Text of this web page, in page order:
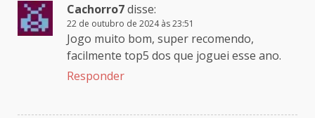
Cachorro7disse:
22 de outubro de 2024 às 23:51
Jogo muito bom, super recomendo,
facilmente top5 dos que joguei esse ano.
Responder